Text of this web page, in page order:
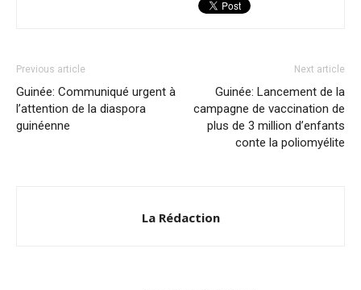
Previous article
Guinée: Communiqué urgent à
l’attention de la diaspora
guinéenne
Next article
Guinée: Lancement de la
campagne de vaccination de
plus de 3 million d’enfants
conte la poliomyélite
La Rédaction